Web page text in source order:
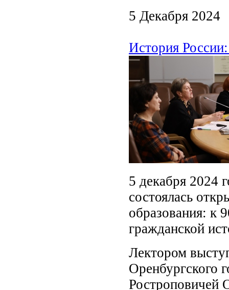
5 Декабря 2024
История
5 декабря 2024
состоялась
образования: к
гражданской
Лектором
Оренбургского
Ростроповичей